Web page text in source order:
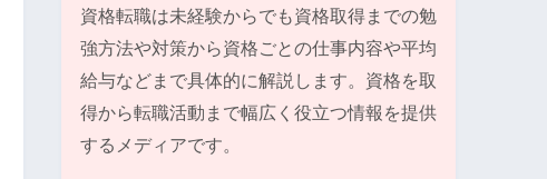
資格転職は未経験からでも資格取得までの勉
強方法や対策から資格ごとの仕事内容や平均
給与などまで具体的に解説します。資格を取
得から転職活動まで幅広く役立つ情報を提供
するメディアです。